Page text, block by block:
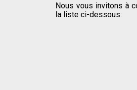
Nous vous invitons à
la liste ci-dessous :